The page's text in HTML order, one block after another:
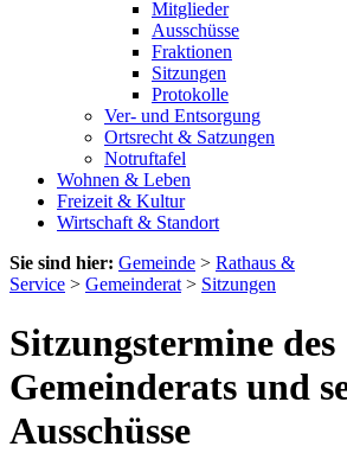
Mitglieder
Ausschüsse
Fraktionen
Sitzungen
Protokolle
Ver- und Entsorgung
Ortsrecht & Satzungen
Notruftafel
Wohnen & Leben
Freizeit & Kultur
Wirtschaft & Standort
Sie sind hier: Gemeinde > Rathaus &
Service > Gemeinderat > Sitzungen
Sitzungstermine des
Gemeinderats und
Ausschüsse